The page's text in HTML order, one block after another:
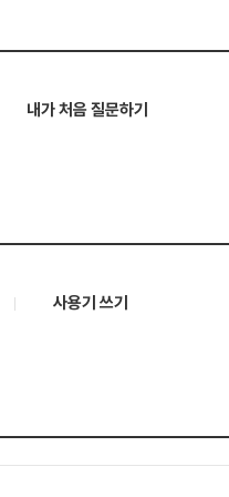
내가 처음 질문하기
사용기 쓰기